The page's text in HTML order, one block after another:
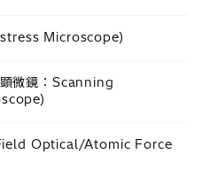
Microscope)
微鏡：Scanning
Optical/Atomic Force